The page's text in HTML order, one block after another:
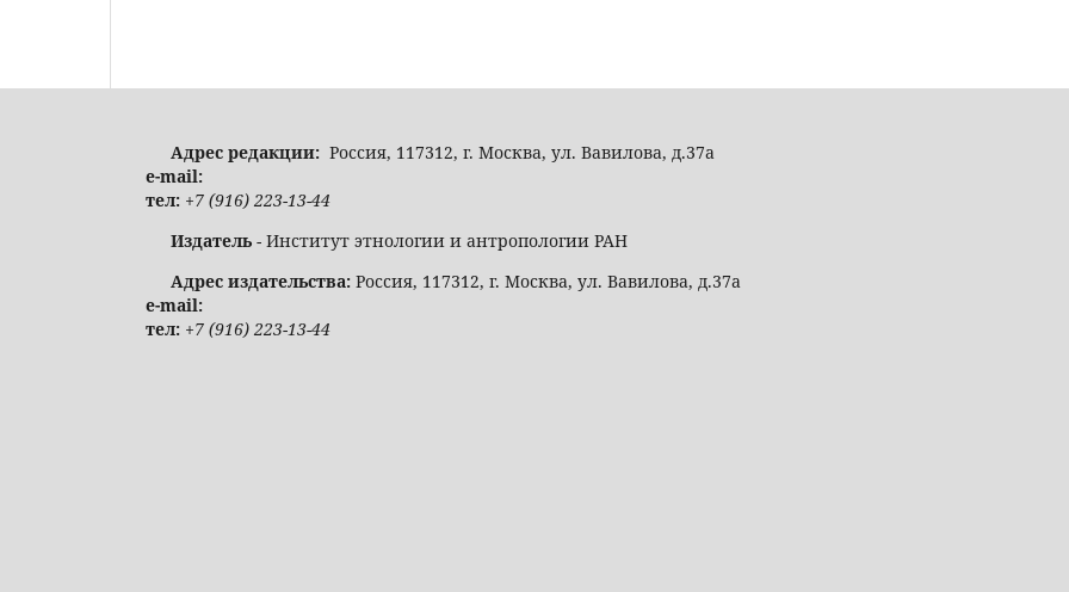
Адрес редакции: Россия, 117312, г. Москва, ул. Вавилова, д.37а
e-mail:
тел: +7 (916) 223-13-44
Издатель - Институт этнологии и антропологии РАН
Адрес издательства: Россия, 117312, г. Москва, ул. Вавилова, д.37а
e-mail:
тел: +7 (916) 223-13-44